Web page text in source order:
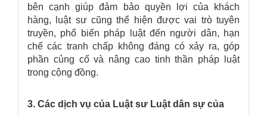
bên cạnh giúp đảm bảo quyền lợi của khách
hàng, luật sư cũng thể hiện được vai trò tuyên
truyền, phổ biến pháp luật đến người dân, hạn
chế các tranh chấp không đáng có xảy ra, góp
phần củng cố và nâng cao tinh thần pháp luật
trong cộng đồng.
3. Các dịch vụ của Luật sư Luật dân sự của